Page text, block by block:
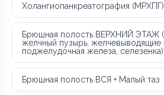
Холангиопанкреатография (МРХПГ)
Брюшная полость ВЕРХНИЙ ЭТАЖ
желчный пузырь, желчевыводящие
поджелудочная железа, селезенка)
Брюшная полость ВСЯ + Малый таз